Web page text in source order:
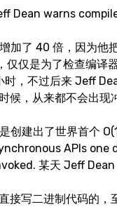
Dean warns
了 40 倍，因为他
仅是为了检查编译
，不过后来 Jeff
候，从来都不会出现
建出了世界首个
APIs
某天 Jeff Dean
接写二进制代码的，